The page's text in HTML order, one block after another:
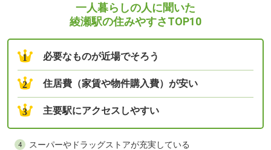
一人暮らしの人に聞いた
綾瀬駅の住みやすさTOP10
1 必要なものが近場でそろう
2 住居費（家賃や物件購入費）が安い
3 主要駅にアクセスしやすい
4 スーパーやドラッグストアが充実している